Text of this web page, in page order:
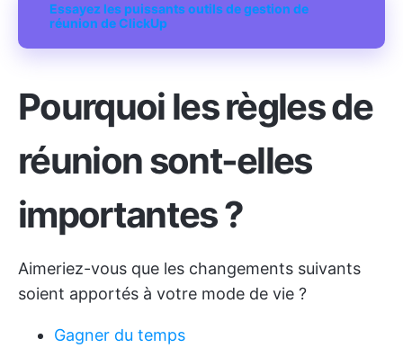
Essayez les puissants outils de gestion de
réunion de ClickUp
Pourquoi les règles de
réunion sont-elles
importantes ?
Aimeriez-vous que les changements suivants
soient apportés à votre mode de vie ?
Gagner du temps